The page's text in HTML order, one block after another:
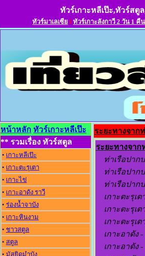
ทัวร์เกาะหลีเป๊ะ,ทัวร์สตู
ทัวร์มาเลเซีย l ทัวร์เกาะลังกาวี 2 วัน 1 คืน
หน้าหลัก ทัวร์เกาะหลีเป๊ะ
** รวมเรื่อง ทัวร์สตูล
• เกาะหลีเป๊ะ
• เกาะตะรุเตา
• เกาะไข่
• เกาะอาดัง ราว
• ร่องน้ำจาบัง
• เกาะหินงาม
• ชาวสตูล
• สตูล
• มัสยิดมำบัง
ระยะทางจาก
ระยะทางจาก
ท่าเรือปาก
ท่าเรือปาก
ท่าเรือปากบ
เกาะตะรุเต
เกาะตะรุเต
เกาะตะรุเต
เกาะอาดัง -
เกาะอาดัง -